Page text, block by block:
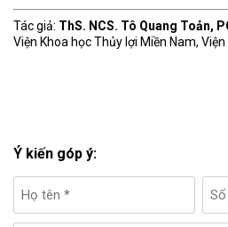
Tác giả: ThS. NCS. Tô Quang Toản,
Viện Khoa học Thủy lợi Miền Nam,
Ý kiến góp ý: